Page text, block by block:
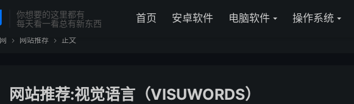
你想要的这里都有
每天看一看总有新东西
首页 安卓软件 电脑软件 操作系统
 网站推荐  正文
网站推荐:视觉语言（VISUWORDS）